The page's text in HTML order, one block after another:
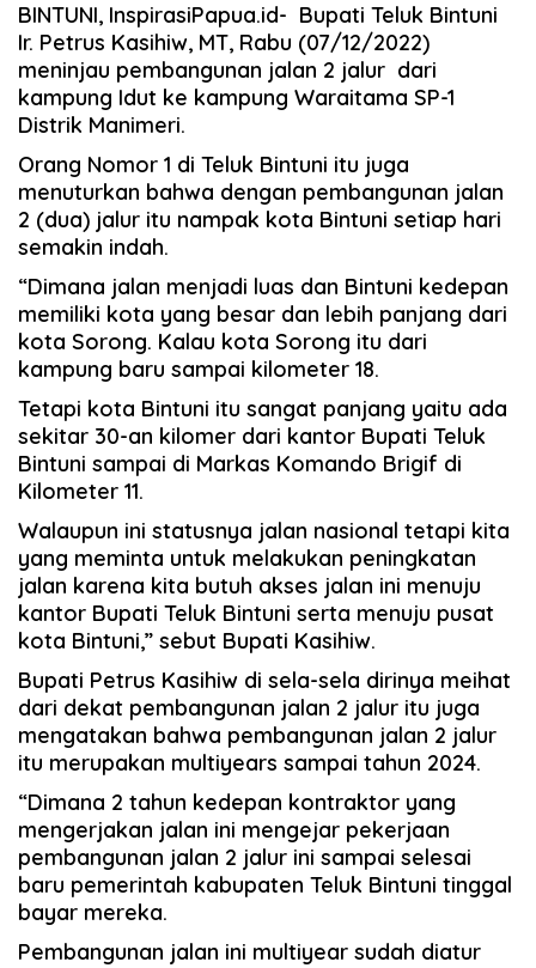
BINTUNI, InspirasiPapua.id- Bupati Teluk Bintuni
Ir. Petrus Kasihiw, MT, Rabu (07/12/2022)
meninjau pembangunan jalan 2 jalur dari
kampung Idut ke kampung Waraitama SP-1
Distrik Manimeri.
Orang Nomor 1 di Teluk Bintuni itu juga
menuturkan bahwa dengan pembangunan jalan
2 (dua) jalur itu nampak kota Bintuni setiap hari
semakin indah.
“Dimana jalan menjadi luas dan Bintuni kedepan
memiliki kota yang besar dan lebih panjang dari
kota Sorong. Kalau kota Sorong itu dari
kampung baru sampai kilometer 18.
Tetapi kota Bintuni itu sangat panjang yaitu ada
sekitar 30-an kilomer dari kantor Bupati Teluk
Bintuni sampai di Markas Komando Brigif di
Kilometer 11.
Walaupun ini statusnya jalan nasional tetapi kita
yang meminta untuk melakukan peningkatan
jalan karena kita butuh akses jalan ini menuju
kantor Bupati Teluk Bintuni serta menuju pusat
kota Bintuni,” sebut Bupati Kasihiw.
Bupati Petrus Kasihiw di sela-sela dirinya meihat
dari dekat pembangunan jalan 2 jalur itu juga
mengatakan bahwa pembangunan jalan 2 jalur
itu merupakan multiyears sampai tahun 2024.
“Dimana 2 tahun kedepan kontraktor yang
mengerjakan jalan ini mengejar pekerjaan
pembangunan jalan 2 jalur ini sampai selesai
baru pemerintah kabupaten Teluk Bintuni tinggal
bayar mereka.
Pembangunan jalan ini multiyear sudah diatur